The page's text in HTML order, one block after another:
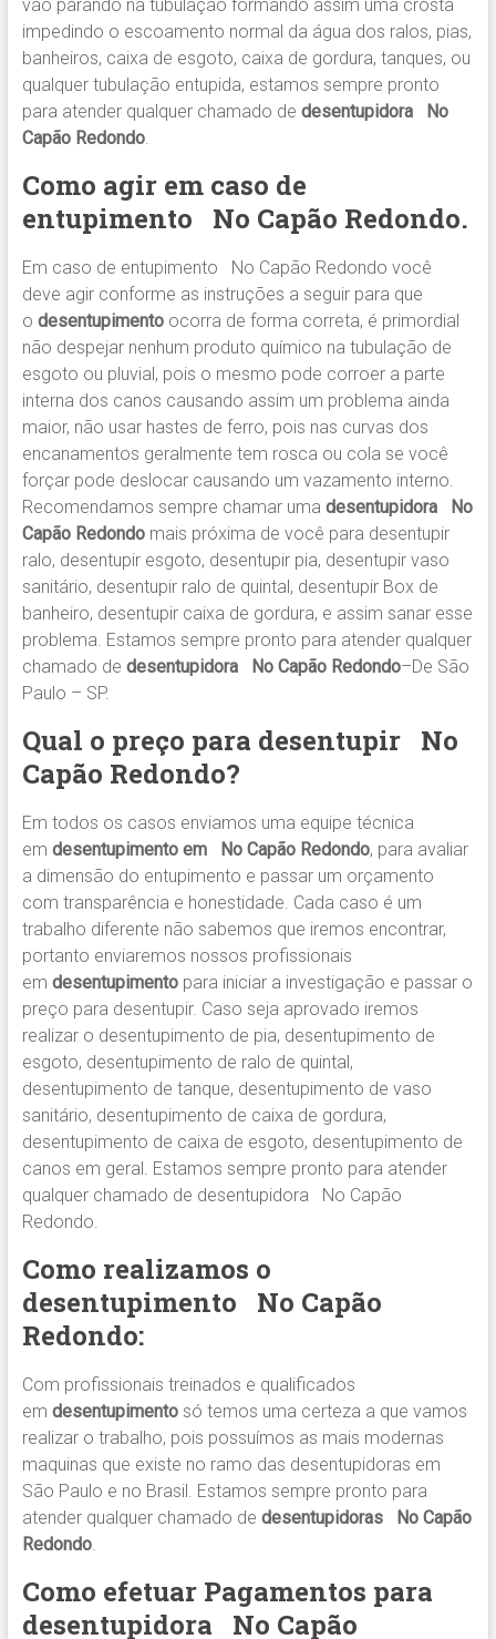
vão parando na tubulação formando assim uma crosta
impedindo o escoamento normal da água dos ralos, pias,
banheiros, caixa de esgoto, caixa de gordura, tanques, ou
qualquer tubulação entupida, estamos sempre pronto
para atender qualquer chamado de desentupidora No
Capão Redondo.
Como agir em caso de
entupimento
No Capão Redondo.
Em caso de entupimento No Capão Redondo você
deve agir conforme as instruções a seguir para que
o desentupimentoocorra de forma correta, é primordial
não despejar nenhum produto químico na tubulação de
esgoto ou pluvial, pois o mesmo pode corroer a parte
interna dos canos causando assim um problema ainda
maior, não usar hastes de ferro, pois nas curvas dos
encanamentos geralmente tem rosca ou cola se você
forçar pode deslocar causando um vazamento interno.
Recomendamos sempre chamar uma desentupidora No
Capão Redondo mais próxima de você para desentupir
ralo, desentupir esgoto, desentupir pia, desentupir vaso
sanitário, desentupir ralo de quintal, desentupir Box de
banheiro, desentupir caixa de gordura, e assim sanar esse
problema. Estamos sempre pronto para atender qualquer
chamado de desentupidora No Capão Redondo–De São
Paulo – SP.
Qual o preço para desentupir No
Capão Redondo?
Em todos os casos enviamos uma equipe técnica
em desentupimento em No Capão Redondo, para avaliar
a dimensão do entupimento e passar um orçamento
com transparência e honestidade. Cada caso é um
trabalho diferente não sabemos que iremos encontrar,
portanto enviaremos nossos profissionais
em desentupimentopara iniciar a investigação e passar o
preço para desentupir. Caso seja aprovado iremos
realizar o desentupimento de pia, desentupimento de
esgoto, desentupimento de ralo de quintal,
desentupimento de tanque, desentupimento de vaso
sanitário, desentupimento de caixa de gordura,
desentupimento de caixa de esgoto, desentupimento de
canos em geral. Estamos sempre pronto para atender
qualquer chamado de desentupidora No Capão
Redondo.
Como realizamos o
desentupimento
No Capão
Redondo:
Com profissionais treinados e qualificados
em desentupimentosó temos uma certeza a que vamos
realizar o trabalho, pois possuímos as mais modernas
maquinas que existe no ramo das desentupidoras em
São Paulo e no Brasil. Estamos sempre pronto para
atender qualquer chamado de desentupidoras No Capão
Redondo.
Como efetuar Pagamentos para
desentupidora
No Capão